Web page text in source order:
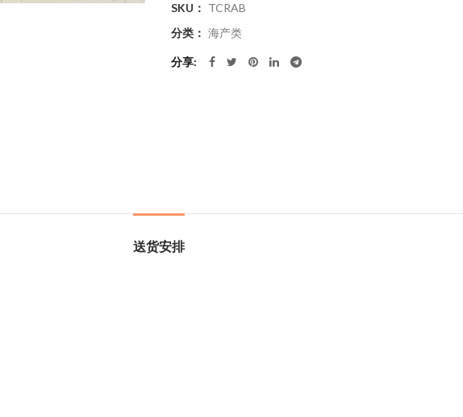
SKU： TCRAB
分类： 海产类
分享
送货安排